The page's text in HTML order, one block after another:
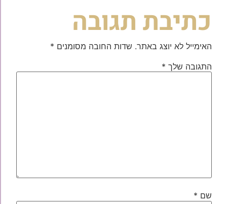
כתיבת תגובה
האימייל לא יוצג באתר. שדות החובה מסומנים *
התגובה שלך *
שם *